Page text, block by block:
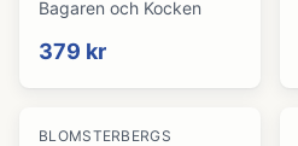
Bagaren och Kocken
379 kr
BLOMSTERBERGS